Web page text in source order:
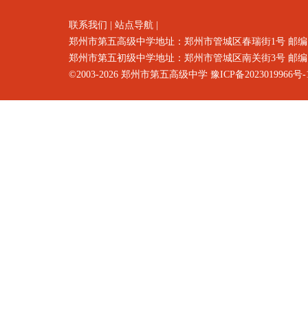
联系我们 站点导航
郑州市第五高级中学地址：郑州市管城区春瑞街1号 邮
郑州市第五初级中学地址：郑州市管城区南关街3号 邮
©2003-2026 郑州市第五高级中学 豫ICP备2023019966号-